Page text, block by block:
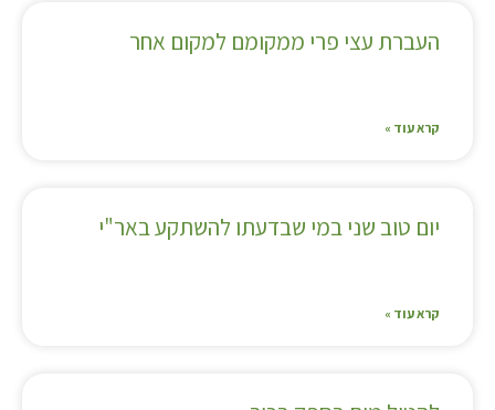
העברת עצי פרי ממקומם למקום אחר
קרא עוד »
יום טוב שני במי שבדעתו להשתקע באר"י
קרא עוד »